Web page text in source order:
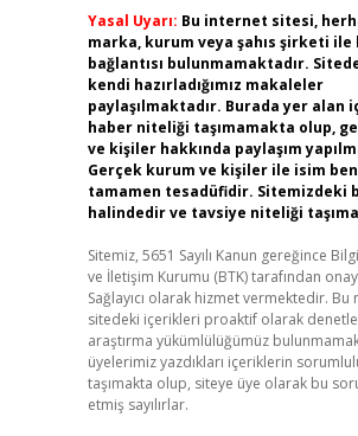
Yasal Uyarı: Bu internet sitesi,
marka, kurum veya şahıs şirketi ile
bağlantısı bulunmamaktadır.
kendi hazırladığımız makaleler
paylaşılmaktadır. Burada yer alan
haber niteliği taşımamakta olup,
ve kişiler hakkında paylaşım
Gerçek kurum ve kişiler ile isim
tamamen tesadüfidir. Sitemizdeki
halindedir ve tavsiye niteliği
Sitemiz, 5651 Sayılı Kanun gereğince
ve İletişim Kurumu (BTK) tarafından
Sağlayıcı olarak hizmet vermektedir. Bu
sitedeki içerikleri proaktif olarak
araştırma yükümlülüğümüz
üyelerimiz yazdıkları içeriklerin
taşımakta olup, siteye üye olarak bu
etmiş sayılırlar.